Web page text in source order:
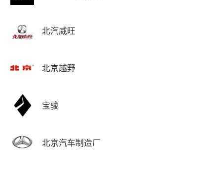
北汽威旺
北京越野
宝骏
北京汽车制造厂